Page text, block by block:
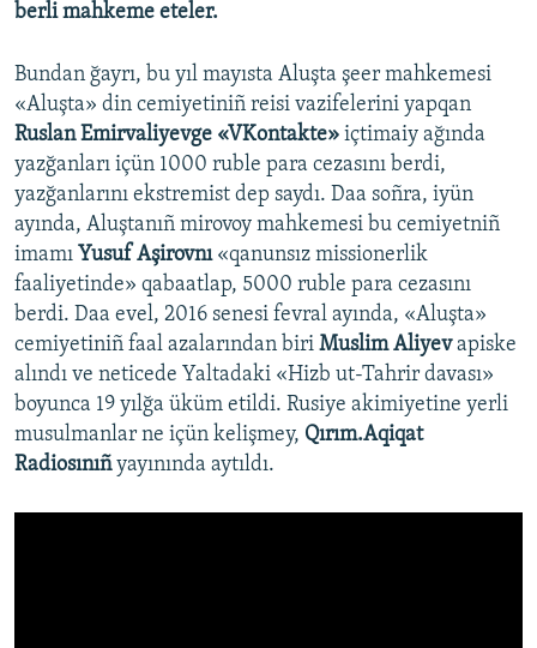
berli mahkeme eteler.
Bundan ğayrı, bu yıl mayısta Aluşta şeer mahkemesi
«Aluşta» din cemiyetiniñ reisi vazifelerini yapqan
Ruslan Emirvaliyevge «VKontakte» içtimaiy ağında
yazğanları içün 1000 ruble para cezasını berdi,
yazğanlarını ekstremist dep saydı. Daa soñra, iyün
ayında, Aluştanıñ mirovoy mahkemesi bu cemiyetniñ
imamı Yusuf Aşirovnı«qanunsız missionerlik
faaliyetinde» qabaatlap, 5000 ruble para cezasını
berdi. Daa evel, 2016 senesi fevral ayında, «Aluşta»
cemiyetiniñ faal azalarından biri Muslim Aliyevapiske
alındı ve neticede Yaltadaki «Hizb ut-Tahrir davası»
boyunca 19 yılğa üküm etildi. Rusiye akimiyetine yerli
musulmanlar ne içün kelişmey, Qırım.Aqiqat
Radiosınıñyayınında aytıldı.